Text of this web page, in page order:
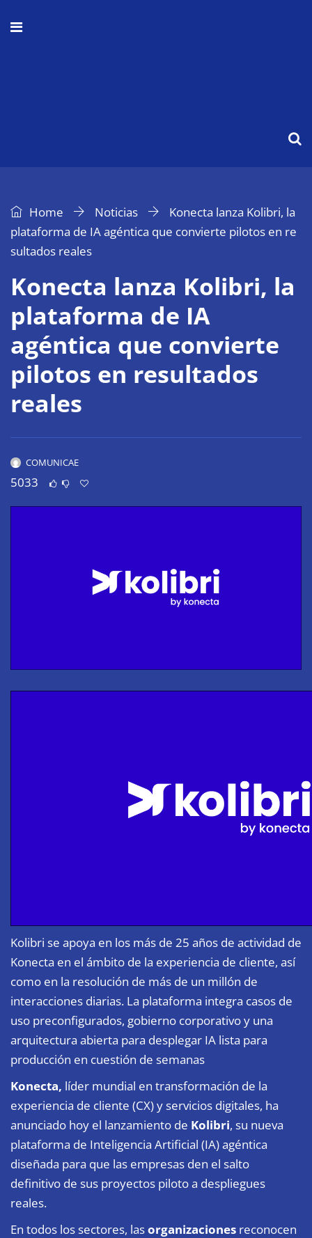
Home Noticias
Konecta lanza Kolibri, la
plataforma de IA agéntica que convierte pilotos en re
sultados reales
Konecta lanza Kolibri, la
plataforma de IA
agéntica que convierte
pilotos en resultados
reales
COMUNICAE
5033
Kolibri se apoya en los más de 25 años de actividad de
Konecta en el ámbito de la experiencia de cliente, así
como en la resolución de más de un millón de
interacciones diarias. La plataforma integra casos de
uso preconfigurados, gobierno corporativo y una
arquitectura abierta para desplegar IA lista para
producción en cuestión de semanas
Konecta, líder mundial en transformación de la
experiencia de cliente (CX) y servicios digitales, ha
anunciado hoy el lanzamiento de Kolibri, su nueva
plataforma de Inteligencia Artificial (IA) agéntica
diseñada para que las empresas den el salto
definitivo de sus proyectos piloto a despliegues
reales.
En todos los sectores, lasorganizaciones reconocen